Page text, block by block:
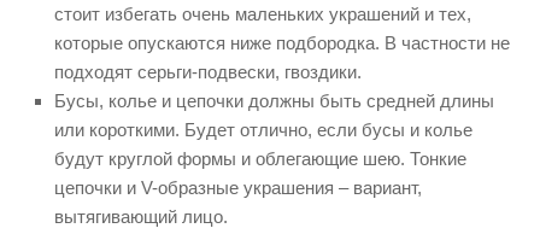
стоит избегать очень маленьких украшений и тех,
которые опускаются ниже подбородка. В частности не
подходят серьги-подвески, гвоздики.
Бусы, колье и цепочки должны быть средней длины
или короткими. Будет отлично, если бусы и колье
будут круглой формы и облегающие шею. Тонкие
цепочки и V-образные украшения – вариант,
вытягивающий лицо.